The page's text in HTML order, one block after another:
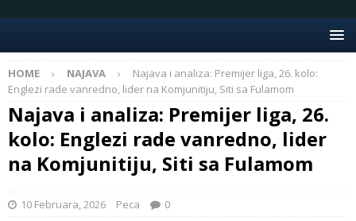
HOME NAJAVA
Najava i analiza: Premijer liga, 26. kolo:
Englezi rade vanredno, lider na Komjunitiju, Siti sa Fulamom
Najava i analiza: Premijer liga, 26.
kolo: Englezi rade vanredno, lider
na Komjunitiju, Siti sa Fulamom
10 Februara, 2026 Peca 0